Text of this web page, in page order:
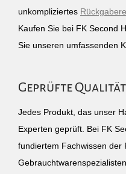
unkompliziertes
Kaufen Sie bei FK Second
Sie unseren umfassenden
Geprüfte
Jedes Produkt, das unser
Experten geprüft. Bei FK
fundiertem Fachwissen der